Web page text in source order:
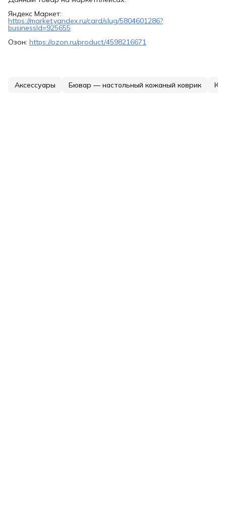
Яндекс Маркет:
https://market.yandex.ru/card/slug/5804601286?
businessId=925655
Озон: https://ozon.ru/product/4598216671
Аксессуары Бювар — настольный кожаный коврик